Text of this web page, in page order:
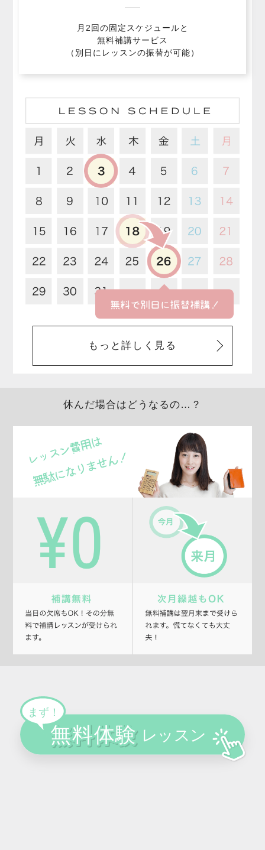
月2回の固定スケジュールと
無料補講サービス
（別日にレッスンの振替が可能）
もっと詳しく見る
休んだ場合はどうなるの…？